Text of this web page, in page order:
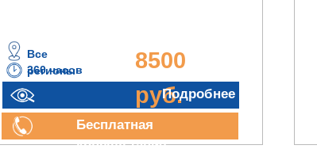
360 часов
8500
руб.
Все
регионы
Подробнее
Бесплатная
консультация